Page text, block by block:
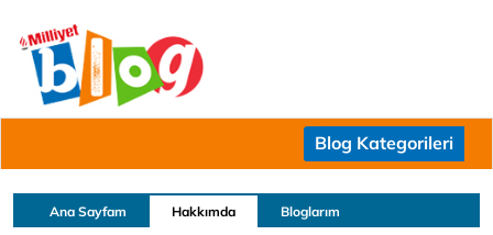
Blog Kategorileri
Ana Sayfam Hakkımda Bloglarım